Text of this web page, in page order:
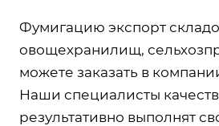
Фумигацию экспорт
овощехранилищ,
можете заказать в
Наши специалисты
результативно выполнят